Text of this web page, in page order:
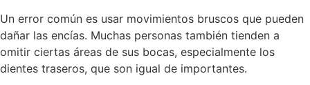
Un error común es usar movimientos bruscos que pueden
dañar las encías. Muchas personas también tienden a
omitir ciertas áreas de sus bocas, especialmente los
dientes traseros, que son igual de importantes.